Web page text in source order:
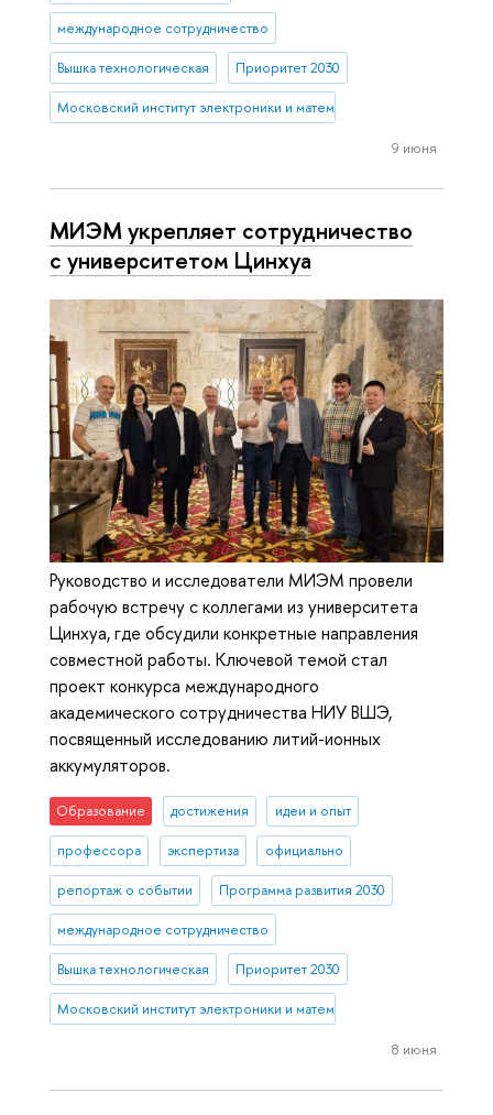
международное сотрудничество
Вышка технологическая Приоритет 2030
Московский институт электроники и математики им. А.Н. Тихонова
9 июня
МИЭМ укрепляет сотрудничество
с университетом Цинхуа
Руководство и исследователи МИЭМ провели
рабочую встречу с коллегами из университета
Цинхуа, где обсудили конкретные направления
совместной работы. Ключевой темой стал
проект конкурса международного
академического сотрудничества НИУ ВШЭ,
посвященный исследованию литий-ионных
аккумуляторов.
Образование достижения идеи и опыт
профессора экспертиза официально
репортаж о событии Программа развития 2030
международное сотрудничество
Вышка технологическая Приоритет 2030
Московский институт электроники и математики им. А.Н. Тихонова
8 июня